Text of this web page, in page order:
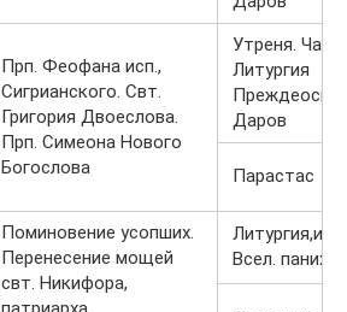
Прп. Феофана исп.,
Сигрианского. Свт.
Григория Двоеслова.
Прп. Симеона Нового
Богослова
Утреня. Часы
Литургия
Даров
Парастас
Поминовение усопших.
Перенесение мощей
свт. Никифора,
Всел.